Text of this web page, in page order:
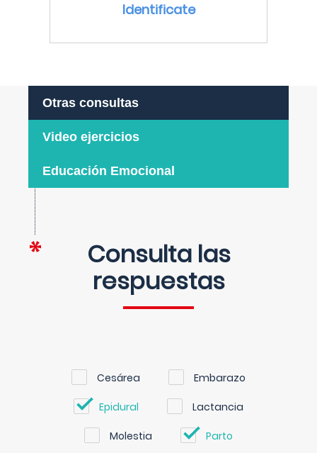
Identificate
Otras consultas
Video ejercicios
Educación Emocional
Consulta las
respuestas
Cesárea Embarazo
Epidural Lactancia
Molestia Parto